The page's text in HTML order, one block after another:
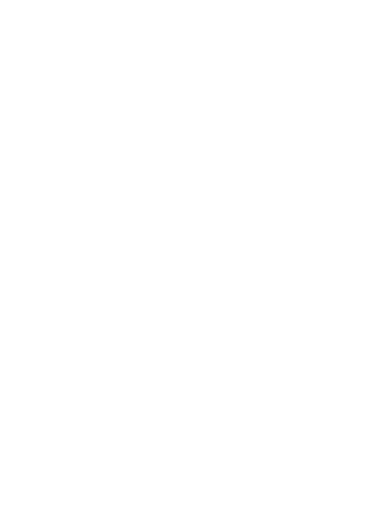
plus de femmes décident de se rendre à
forme de tourisme médical, vous avez
une intervention, ainsi qu'un séjour